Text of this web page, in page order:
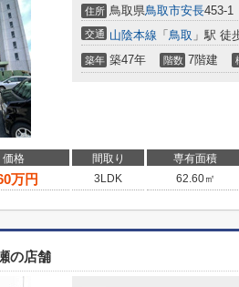
住所 鳥取県鳥取市安長453-1
交通 山陰本線 「 鳥取 」駅 徒
築年 築47年 階数 7階建
価格 間取り 専有面積
万円 3LDK 62.60㎡
の店舗